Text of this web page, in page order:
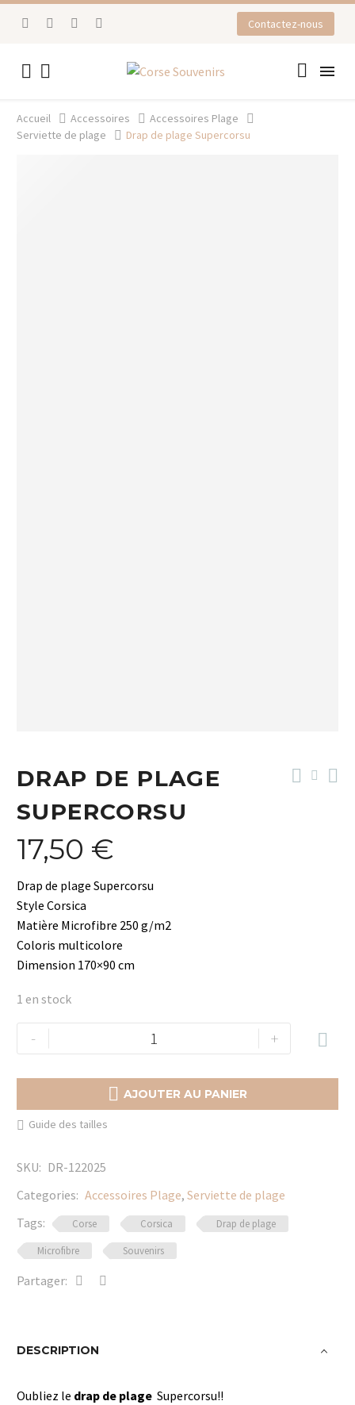
Contactez-nous


Accueil Accessoires
Accessoires Plage
Serviette de plage
Drap de plage Supercorsu
DRAP DE PLAGE
SUPERCORSU
17,50 €
Drap de plage Supercorsu
Style Corsica
Matière Microfibre 250 g/m2
Coloris multicolore
Dimension 170×90 cm
1 en stock
-
quantité
de
plage
Supercorsu
+
 AJOUTER AU PANIER

Guide des tailles
SKU: DR-122025
Categories: Accessoires Plage, Serviette de plage
Tags:
Corse Corsica
Drap de plage
Microfibre
Souvenirs
Partager:
DESCRIPTION
Oubliez le drap de plage Supercorsu!!